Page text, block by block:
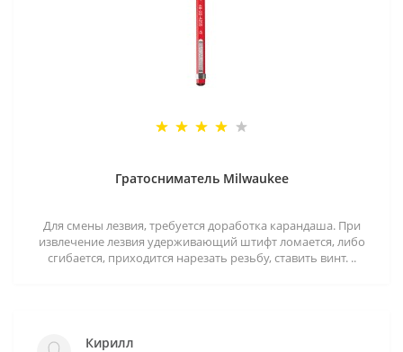
Гратосниматель Milwaukee
Для смены лезвия, требуется доработка карандаша. При
извлечение лезвия удерживающий штифт ломается, либо
сгибается, приходится нарезать резьбу, ставить винт. ..
Кирилл